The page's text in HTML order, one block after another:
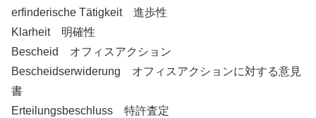
erfinderische Tätigkeit進歩性
Klarheit 明確性
Bescheid オフィスアクション
Bescheidserwiderung オフィスアクションに対する意見
書
Erteilungsbeschluss 特許査定